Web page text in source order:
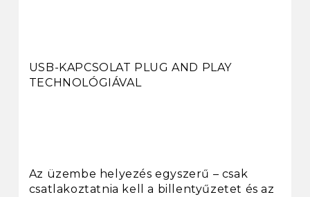
USB-KAPCSOLAT PLUG AND PLAY
TECHNOLÓGIÁVAL
Az üzembe helyezés egyszerű – csak
csatlakoztatnia kell a billentyűzetet és az